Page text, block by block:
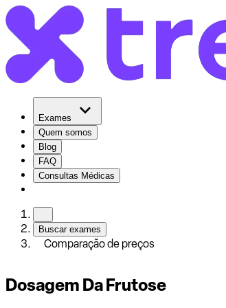
Exames
Quem somos
Blog
FAQ
Consultas Médicas
Buscar exames
Comparação de preços
Dosagem Da Frutose